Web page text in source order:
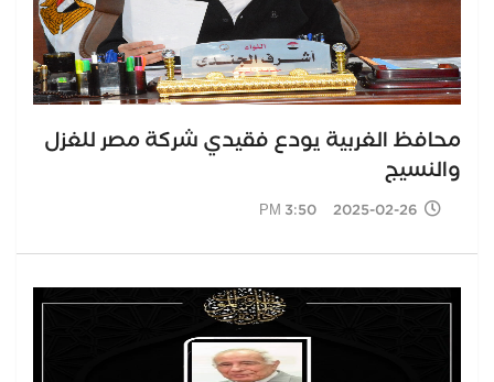
محافظ الغربية يودع فقيدي شركة مصر للغزل
والنسيج
2025-02-26 3:50 PM